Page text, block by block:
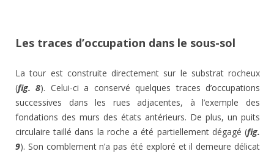
Les traces d’occupation dans le sous-sol
La tour est construite directement sur le substrat rocheux
(fig. 8). Celui-ci a conservé quelques traces d’occupations
successives dans les rues adjacentes, à l’exemple des
fondations des murs des états antérieurs. De plus, un puits
circulaire taillé dans la roche a été partiellement dégagé (fig.
9). Son comblement n’a pas été exploré et il demeure délicat